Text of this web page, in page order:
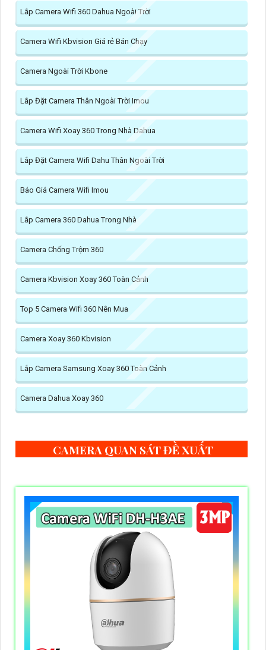
Lắp Camera Wifi 360 Dahua Ngoài Trời
Camera Wifi Kbvision Giá rẻ Bán Chạy
Camera Ngoài Trời Kbone
Lắp Đặt Camera Thân Ngoài Trời Imou
Camera Wifi Xoay 360 Trong Nhà Dahua
Lắp Đặt Camera Wifi Dahu Thân Ngoài Trời
Báo Giá Camera Wifi Imou
Lắp Camera 360 Dahua Trong Nhà
Camera Chống Trộm 360
Camera Kbvision Xoay 360 Toàn Cảnh
Top 5 Camera Wifi 360 Nên Mua
Camera Xoay 360 Kbvision
Lắp Camera Samsung Xoay 360 Toàn Cảnh
Camera Dahua Xoay 360
CAMERA QUAN SÁT ĐỀ XUẤT